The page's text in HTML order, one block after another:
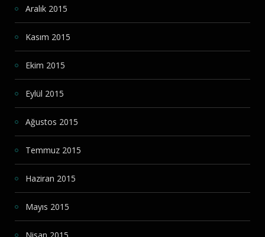
Aralık 2015
Kasım 2015
Ekim 2015
Eylül 2015
Ağustos 2015
Temmuz 2015
Haziran 2015
Mayıs 2015